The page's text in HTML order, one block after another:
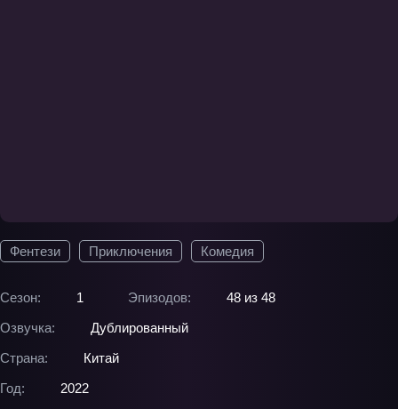
Фентези Приключения Комедия
Сезон: 1 Эпизодов:
48 из 48
Озвучка:
Дублированный
Страна:
Китай
Год:
2022